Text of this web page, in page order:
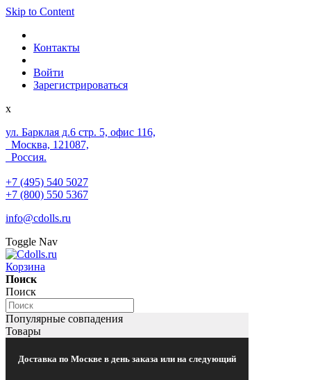
Skip to Content
Контакты
Войти
Зарегистрироваться
x
ул. Барклая д.6 стр. 5, офис 116,
Москва, 121087,
Россия.
+7 (495) 540 5027
+7 (800) 550 5367
info@cdolls.ru
Toggle Nav
Корзина
Поиск
Поиск
Популярные совпадения
Товары
Доставка по Москве в день заказа или на следующий